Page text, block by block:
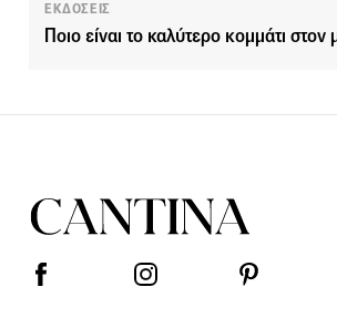
ΕΚΔΟΣΕΙΣ
Ποιο είναι το καλύτερο κομμάτι